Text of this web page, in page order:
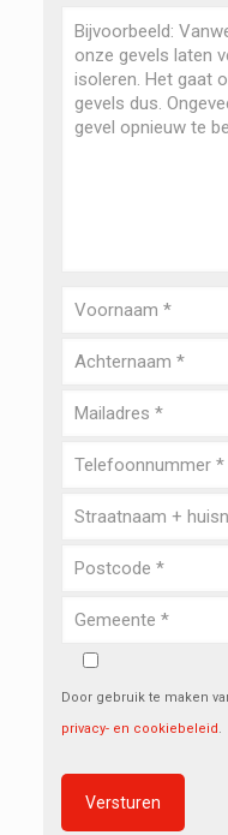
Door gebruik te maken
privacy- en cookiebeleid